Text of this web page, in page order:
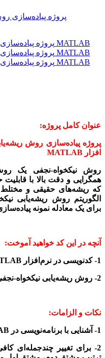
پروژه پیاده‌سازی
عنوان کامل پروژه:
پروژه پیاده‌سازی روش
افزار MATLAB
روش نیکخواه-نجفی یک
همگرایی و دقت بالا با
که ریشه‌های حقیقی و
برای یک معادله نمونه
آنچه در این کد خواهید آموخت:
1- کدنویسی در نرم‌افزار MATLAB
2- روش ریشه‌یابی نیکخواه-نجفی
نکات و الزامات:
1- آشنایی با برنامه‌نویسی در MATLAB